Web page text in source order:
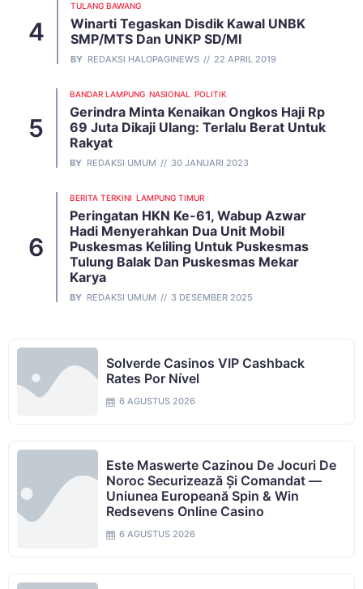
TULANG BAWANG
Winarti Tegaskan Disdik Kawal UNBK
SMP/MTS Dan UNKP SD/MI
BY REDAKSI HALOPAGINEWS 22 APRIL 2019
BANDAR LAMPUNG NASIONAL POLITIK
Gerindra Minta Kenaikan Ongkos Haji Rp
69 Juta Dikaji Ulang: Terlalu Berat Untuk
Rakyat
BY REDAKSI UMUM 30 JANUARI 2023
BERITA TERKINI LAMPUNG TIMUR
Peringatan HKN Ke-61, Wabup Azwar
Hadi Menyerahkan Dua Unit Mobil
Puskesmas Keliling Untuk Puskesmas
Tulung Balak Dan Puskesmas Mekar
Karya
BY REDAKSI UMUM 3 DESEMBER 2025
Solverde Casinos VIP Cashback
Rates Por Nível
6 AGUSTUS 2026
Este Maswerte Cazinou De Jocuri De
Noroc Securizează Și Comandat —
Uniunea Europeană Spin & Win
Redsevens Online Casino
6 AGUSTUS 2026